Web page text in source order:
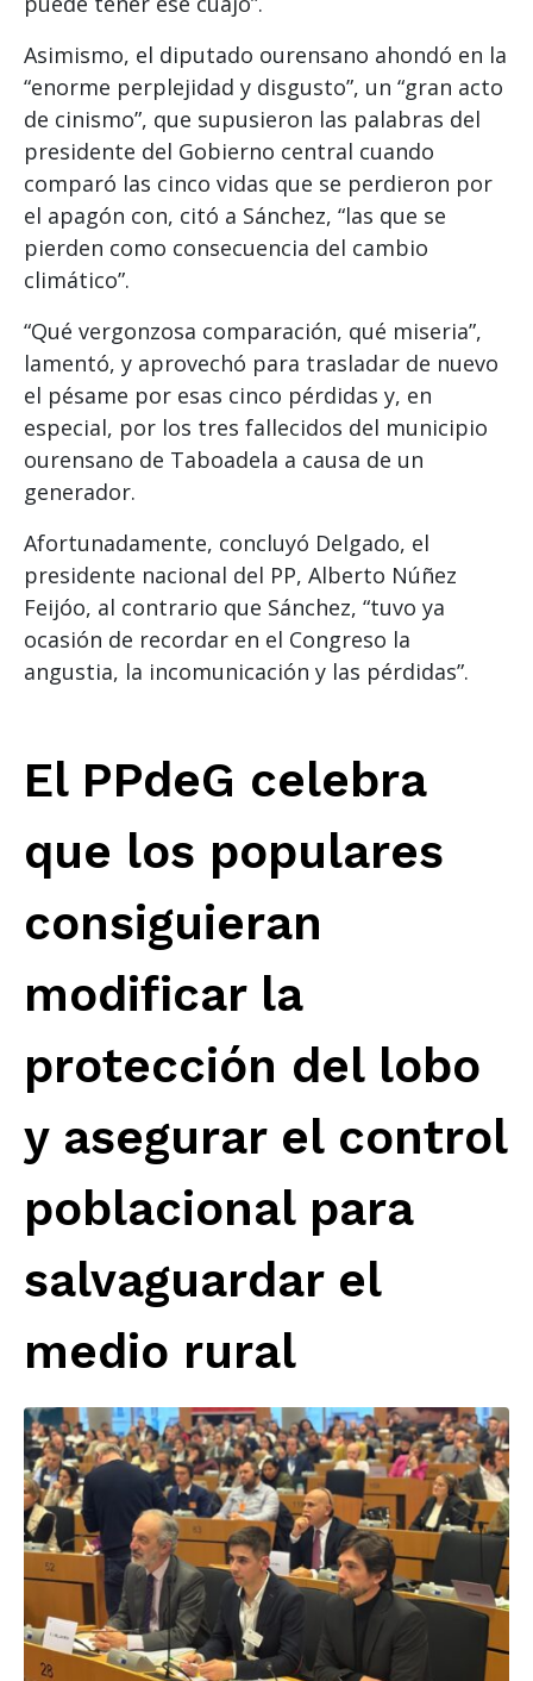
Asimismo, el diputado ourensano ahondó en la
“enorme perplejidad y disgusto”, un “gran acto
de cinismo”, que supusieron las palabras del
presidente del Gobierno central cuando
comparó las cinco vidas que se perdieron por
el apagón con, citó a Sánchez, “las que se
pierden como consecuencia del cambio
climático”.
“Qué vergonzosa comparación, qué miseria”,
lamentó, y aprovechó para trasladar de nuevo
el pésame por esas cinco pérdidas y, en
especial, por los tres fallecidos del municipio
ourensano de Taboadela a causa de un
generador.
Afortunadamente, concluyó Delgado, el
presidente nacional del PP, Alberto Núñez
Feijóo, al contrario que Sánchez, “tuvo ya
ocasión de recordar en el Congreso la
angustia, la incomunicación y las pérdidas”.
El PPdeG celebra
que los populares
consiguieran
modificar la
protección del lobo
y asegurar el control
poblacional para
salvaguardar el
medio rural